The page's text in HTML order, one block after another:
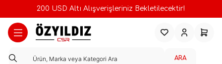
200 USD Altı Alışverişleriniz Bekletilecektir!
ARA
FavorilerimHesabım